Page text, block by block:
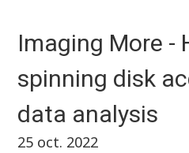
Imaging More -
spinning disk
data analysis
25 oct. 2022